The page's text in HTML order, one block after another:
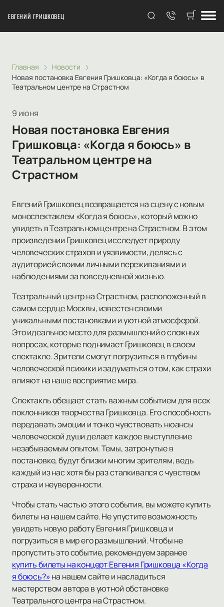
ЕВГЕНИЙ ГРИШКОВЕЦ
Главная
Новости
Новая постановка Евгения Гришковца: «Когда я боюсь» в
Театральном центре на Страстном
9 июня
Новая постановка Евгения
Гришковца: «Когда я боюсь» в
Театральном центре на
Страстном
Евгений Гришковец возвращается на сцену с новым
моноспектаклем «Когда я боюсь», который можно
увидеть в Театральном центре на Страстном. В этом
произведении Гришковец исследует природу
человеческих страхов и уязвимости, делясь с
аудиторией своими личными переживаниями и
наблюдениями за повседневной жизнью.
Театральный центр на Страстном, расположенный в
самом сердце Москвы, известен своими
уникальными постановками и уютной атмосферой.
Это идеальное место для размышлений о сложных
вопросах, которые поднимает Гришковец в своем
спектакле. Зрители смогут погрузиться в глубины
человеческой психики и задуматься о том, как страхи
влияют на наше восприятие мира.
Спектакль обещает стать важным событием для всех
поклонников творчества Гришковца. Его способность
передавать эмоции и тонко чувствовать нюансы
человеческой души делает каждое выступление
незабываемым опытом. Темы, затронутые в
постановке, будут близки многим зрителям, ведь
каждый из нас хотя бы раз сталкивался с чувством
страха и неуверенности.
Чтобы стать частью этого события, вы можете купить
билеты на нашем сайте. Не упустите возможность
увидеть новую работу Евгения Гришковца и
погрузиться в мир его размышлений. Чтобы не
пропустить это событие, рекомендуем заранее
купить билеты на концерт Евгения Гришковца «Когда
я боюсь?» на нашем сайте и насладиться
мастерством автора в уютной обстановке
Театрального центра на Страстном.